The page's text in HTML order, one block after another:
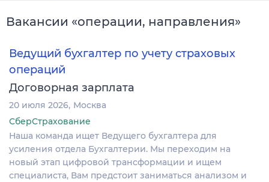
Вакансии «операции, направления»
Ведущий бухгалтер по учету страховых
операций
Договорная зарплата
20 июля 2026 Москва
СберСтрахование
Наша команда ищет Ведущего бухгалтера для
усиления отдела Бухгалтерии. Мы переходим на
новый этап цифровой трансформации и ищем
специалиста, Вам предстоит заниматься анализом и